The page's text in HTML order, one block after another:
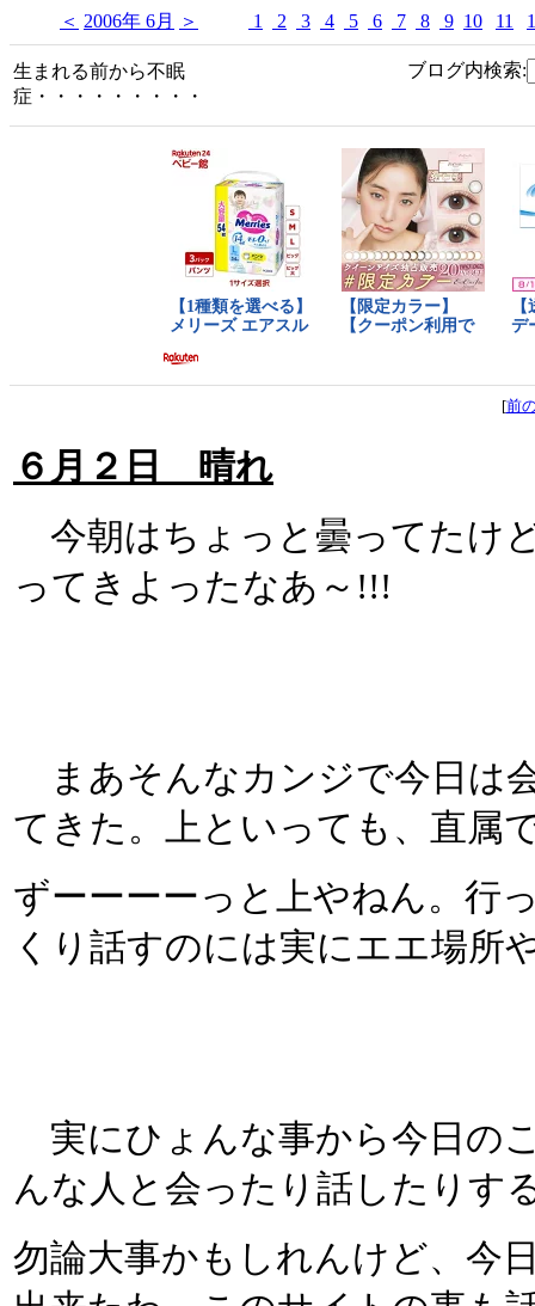
＜ 2006年 6月 ＞ 1 2 3 4 5 6 7 8 9 10 11
生まれる前から不眠
症・・・・・・・・・
ブログ内検索:
[前
６月２日 晴れ
今朝はちょっと曇ってたけ
ってきよったなあ～!!!
まあそんなカンジで今日は
てきた。上といっても、直属
ずーーーーっと上やねん。行
くり話すのには実にエエ場所
実にひょんな事から今日の
んな人と会ったり話したりす
勿論大事かもしれんけど、今